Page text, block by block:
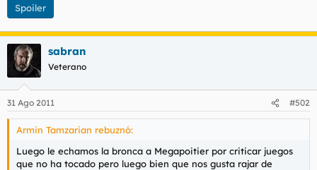
Spoiler
sabran
Veterano
31 Ago 2011 #502
Armin Tamzarian rebuznó:
Luego le echamos la bronca a Megapoitier por criticar juegos
que no ha tocado pero luego bien que nos gusta rajar de